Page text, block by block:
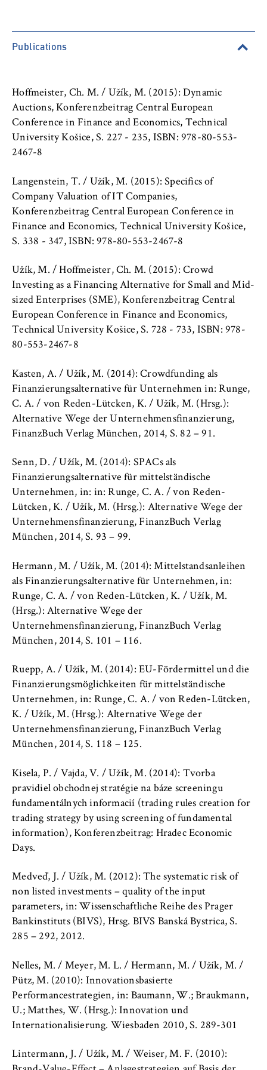
n
B
l
i
n
S
o
o
l
o
f
c
o
n
o
m
i
s
a
n
d
L
w
Department 3: Public Administration
Department 5: Police and Security
Management
Berlin Professional School
International Focus
University organisation
Service units
Publications
Hoffmeister, Ch. M. / Užík, M. (2015): Dynamic
Auctions, Konferenzbeitrag Central European
Conference in Finance and Economics, Technical
University Košice, S. 227 - 235, ISBN: 978-80-553-
2467-8
Langenstein, T. / Užík, M. (2015): Specifics of
Company Valuation of IT Companies,
Konferenzbeitrag Central European Conference in
Finance and Economics, Technical University Košice,
S. 338 - 347, ISBN: 978-80-553-2467-8
Užík, M. / Hoffmeister, Ch. M. (2015): Crowd
Investing as a Financing Alternative for Small and Mid-
sized Enterprises (SME), Konferenzbeitrag Central
European Conference in Finance and Economics,
Technical University Košice, S. 728 - 733, ISBN: 978-
80-553-2467-8
Kasten, A. / Užík, M. (2014): Crowdfunding als
Finanzierungsalternative für Unternehmen in: Runge,
C. A. / von Reden-Lütcken, K. / Užík, M. (Hrsg.):
Alternative Wege der Unternehmensfinanzierung,
FinanzBuch Verlag München, 2014, S. 82 – 91.
Senn, D. / Užík, M. (2014): SPACs als
Finanzierungsalternative für mittelständische
Unternehmen, in: in: Runge, C. A. / von Reden-
Lütcken, K. / Užík, M. (Hrsg.): Alternative Wege der
Unternehmensfinanzierung, FinanzBuch Verlag
München, 2014, S. 93 – 99.
Hermann, M. / Užík, M. (2014): Mittelstandsanleihen
als Finanzierungsalternative für Unternehmen, in:
Runge, C. A. / von Reden-Lütcken, K. / Užík, M.
(Hrsg.): Alternative Wege der
Unternehmensfinanzierung, FinanzBuch Verlag
München, 2014, S. 101 – 116.
Ruepp, A. / Užík, M. (2014): EU-Fördermittel und die
Finanzierungsmöglichkeiten für mittelständische
Unternehmen, in: Runge, C. A. / von Reden-Lütcken,
K. / Užík, M. (Hrsg.): Alternative Wege der
Unternehmensfinanzierung, FinanzBuch Verlag
München, 2014, S. 118 – 125.
Kisela, P. / Vajda, V. / Užík, M. (2014): Tvorba
pravidiel obchodnej stratégie na báze screeningu
fundamentálnych informacií (trading rules creation for
trading strategy by using screening of fundamental
information), Konferenzbeitrag: Hradec Economic
Days.
Medveď, J. / Užík, M. (2012): The systematic risk of
non listed investments – quality of the input
parameters, in: Wissenschaftliche Reihe des Prager
Bankinstituts (BIVS), Hrsg. BIVS Banská Bystrica, S.
285 – 292, 2012.
Nelles, M. / Meyer, M. L. / Hermann, M. / Užík, M. /
Pütz, M. (2010): Innovationsbasierte
Performancestrategien, in: Baumann, W.; Braukmann,
U.; Matthes, W. (Hrsg.): Innovation und
Internationalisierung. Wiesbaden 2010, S. 289-301
Lintermann, J. / Užík, M. / Weiser, M. F. (2010):
Cookie duration:
TYPO3 Frontend User
Name:
fe_typo_user
Operator of this website
Purpose:
Used to identify the browser session for
logged-in front-end users (e.g., in the
protected members-only area). It stores the
remains logged in throughout their visit.
Cookie duration:
For the duration of the browser session
Youtube
Name:
VISITOR_INFO1_LIVE, YSC, yt-remote-
connected-devices
Provider:
Google Ireland Limited
Purpose:
Allows you to view and play embedded
YouTube videos, which involves sending data
to Google and setting cookies.
Cookie duration:
bis zu 2 Jahre
STATISTIK
Name:
_pk_id, _pk_ses, _pk_ref
Provider:
Matomo
This allows us to anonymously analyze your
user behavior on our website in order to
continuously improve our services. To do
this, we use cookies that help us
understand which pages are visited most
frequently.
bis zu 13 Monate